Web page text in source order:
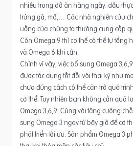
nhiều trong đồ ăn hàng ngày: dầu
trứng gà, mỡ,… Các nhà nghiên cứu
uống của chúng ta thường cung cấp
Còn Omega 9 thì cơ thể có thể tự tổng
và Omega 6 khi cần.
Chính vì vậy, việc bổ sung Omega
được tác dụng tốt đối với thai kỳ như
chưa đúng cách có thể cản trở quá
cơ thể. Tuy nhiên bạn không cần quá
Omega 3,6,9. Cùng với tăng cường
sung Omega 3 ngay từ bây giờ để cơ
phát triển tối ưu. Sản phẩm Omega 3